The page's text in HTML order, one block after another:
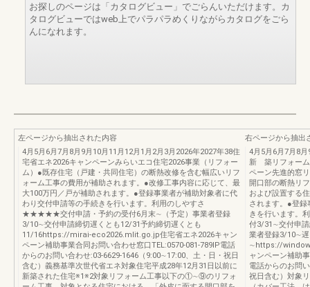
お探しのページは「カタログビュー」でごらんいただけます。カ
タログビューではweb上でパラパラめくりながらカタログをごら
んになれます。
左ページから抽出された内容
4月5月6月7月8月9月10月11月12月1月2月3月2026年2027年38住
宅省エネ2026キャンペーンみらいエコ住宅2026事業（リフォー
ム）●既存住宅（戸建・共同住宅）の断熱改修を含む幅広いリフ
ォーム工事の費用が補助されます。●改修工事内容に応じて、最
大100万円／戸が補助されます。●登録事業者が補助対象者に代
わり交付申請等の手続きを行います。利用のしやすさ
★★★★★交付申請・予約の受付6月末∼（予定）事業者登録
3/10∼交付申請締切遅くとも12/31予約締切遅くとも
11/16https://mirai-eco2026.mlit.go.jp住宅省エネ2026キャン
ペーン補助事業合同お問い合わせ窓口TEL:0570-081-789IP電話
からのお問い合わせ:03-6629-1646（9:00∼17:00、土・日・祝日
含む）義務基準次世代省エネ対象住宅平成28年12月31日以前に
新築された住宅※1※2対象リフォーム工事以下の①∼⑨のリフォ
右ページから抽出
4月5月6月7月8
新 築リフォーム
ペーン先進的窓
開口部の断熱リ
および設置する
されます。●登録
きを行います
付3/31∼交付申
業者登録3/10∼遅
∼https://
ャンペーン補助
電話からのお問
祝日含む）対象